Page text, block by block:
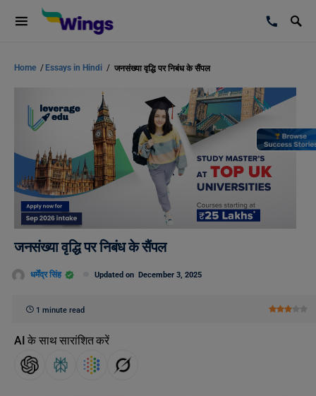
Home / Essays in Hindi / जनसंख्या वृद्धि पर निबंध के सैंपल
जनसंख्या वृद्धि पर निबंध के सैंपल
धर्मेंद्र सिंह Updated on December 3, 2025
1 minute read
AI के साथ सारांशित करें